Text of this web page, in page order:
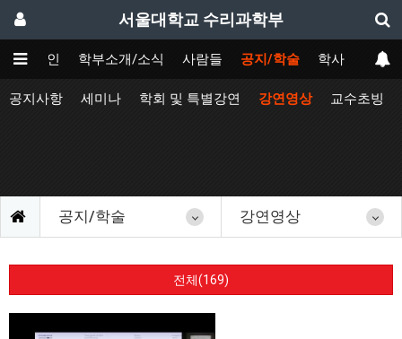
서울대학교 수리과학부
메인 학부소개/소식 사람들 공지/학술 학사
공지사항 세미나 학회 및 특별강연 강연영상 교수초빙
공지/학술 강연영상
전체(169)